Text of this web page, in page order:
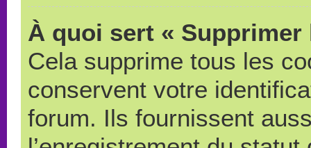
À quoi sert «
Cela supprime tous les
conservent votre
forum. Ils fournissent